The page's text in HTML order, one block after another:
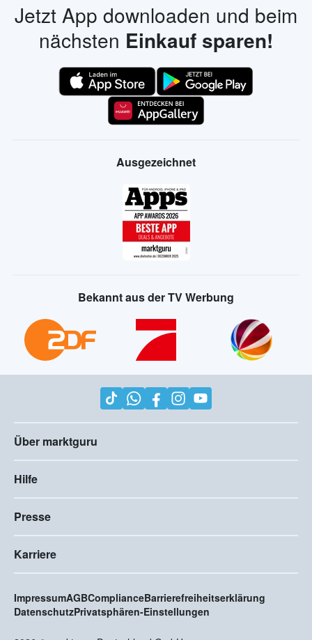
Jetzt App downloaden und beim
nächsten Einkauf sparen!
Ausgezeichnet
Bekannt aus der TV Werbung
Über marktguru
Hilfe
Presse
Karriere
ImpressumAGBComplianceBarrierefreiheitserklärung
DatenschutzPrivatsphären-Einstellungen